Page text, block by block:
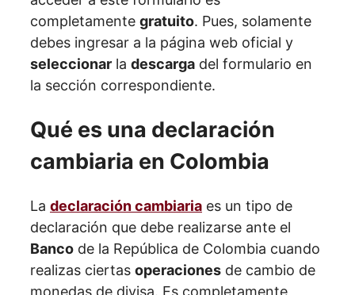
completamente gratuito. Pues, solamente
debes ingresar a la página web oficial y
seleccionar la descarga del formulario en
la sección correspondiente.
Qué es una declaración
cambiaria en Colombia
La declaración cambiaria es un tipo de
declaración que debe realizarse ante el
Banco de la República de Colombia cuando
realizas ciertas operaciones de cambio de
monedas de divisa. Es completamente